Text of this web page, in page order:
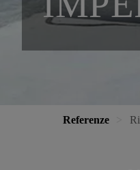
Referenze